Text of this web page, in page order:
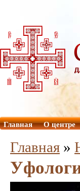
Главная О центре
Главная »